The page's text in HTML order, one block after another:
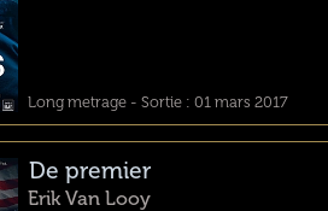
Long metrage - Sortie : 01 mars 2017
De premier
Erik Van Looy